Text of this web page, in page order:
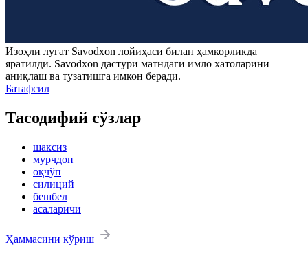
Изоҳли луғат Savodxon лойиҳаси билан ҳамкорликда
яратилди. Savodxon дастури матндаги имло хатоларини
аниқлаш ва тузатишга имкон беради.
Батафсил
Тасодифий сўзлар
шаксиз
мурчдон
оқчўп
силиций
бешбел
асаларичи
Ҳаммасини кўриш